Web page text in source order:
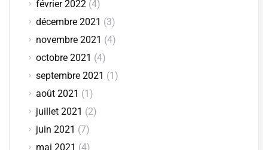
février 2022 (4)
décembre 2021 (3)
novembre 2021 (4)
octobre 2021 (4)
septembre 2021 (1)
août 2021 (1)
juillet 2021 (2)
juin 2021 (7)
mai 2021 (4)